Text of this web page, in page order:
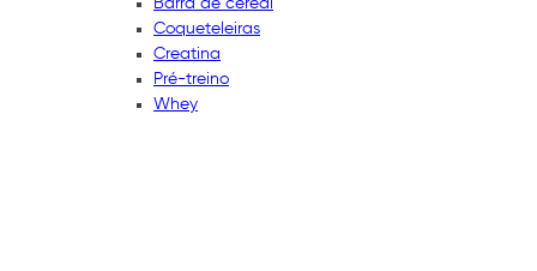
Barra de cereal
Coqueteleiras
Creatina
Pré-treino
Whey